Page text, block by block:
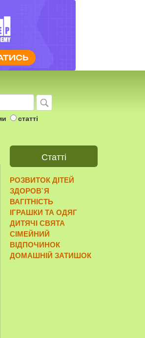
статті
Статті
РОЗВИТОК ДІТЕЙ
ЗДОРОВ`Я
ВАГІТНІСТЬ
ІГРАШКИ ТА ОДЯГ
ДИТЯЧІ СВЯТА
СІМЕЙНИЙ
ВІДПОЧИНОК
ДОМАШНІЙ ЗАТИШОК